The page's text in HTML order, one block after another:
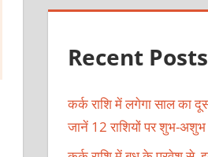
Recent Posts
कर्क राशि में लगेगा साल का
जानें 12 राशियों पर शुभ-अशुभ